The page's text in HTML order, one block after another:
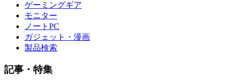
ゲーミングギア
モニター
ノートPC
ガジェット・漫画
製品検索
記事・特集